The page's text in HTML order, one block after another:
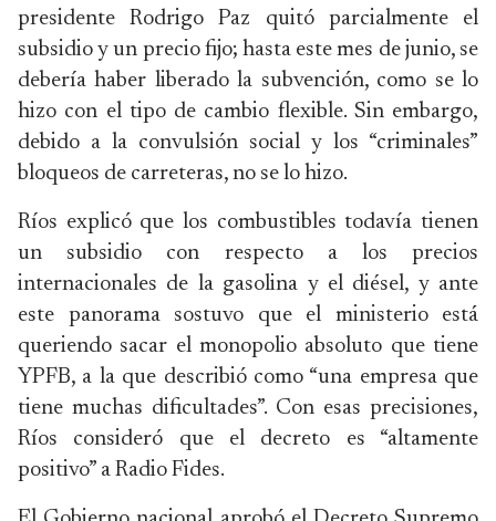
presidente Rodrigo Paz quitó parcialmente el
subsidio y un precio fijo; hasta este mes de junio, se
debería haber liberado la subvención, como se lo
hizo con el tipo de cambio flexible. Sin embargo,
debido a la convulsión social y los “criminales”
bloqueos de carreteras, no se lo hizo.
Ríos explicó que los combustibles todavía tienen
un subsidio con respecto a los precios
internacionales de la gasolina y el diésel, y ante
este panorama sostuvo que el ministerio está
queriendo sacar el monopolio absoluto que tiene
YPFB, a la que describió como “una empresa que
tiene muchas dificultades”. Con esas precisiones,
Ríos consideró que el decreto es “altamente
positivo” a Radio Fides.